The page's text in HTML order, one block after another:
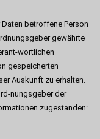
betroffene Person
gewährte
wortlichen
gespeicherten
Auskunft zu erhalten.
nungsgeber der
zugestanden: